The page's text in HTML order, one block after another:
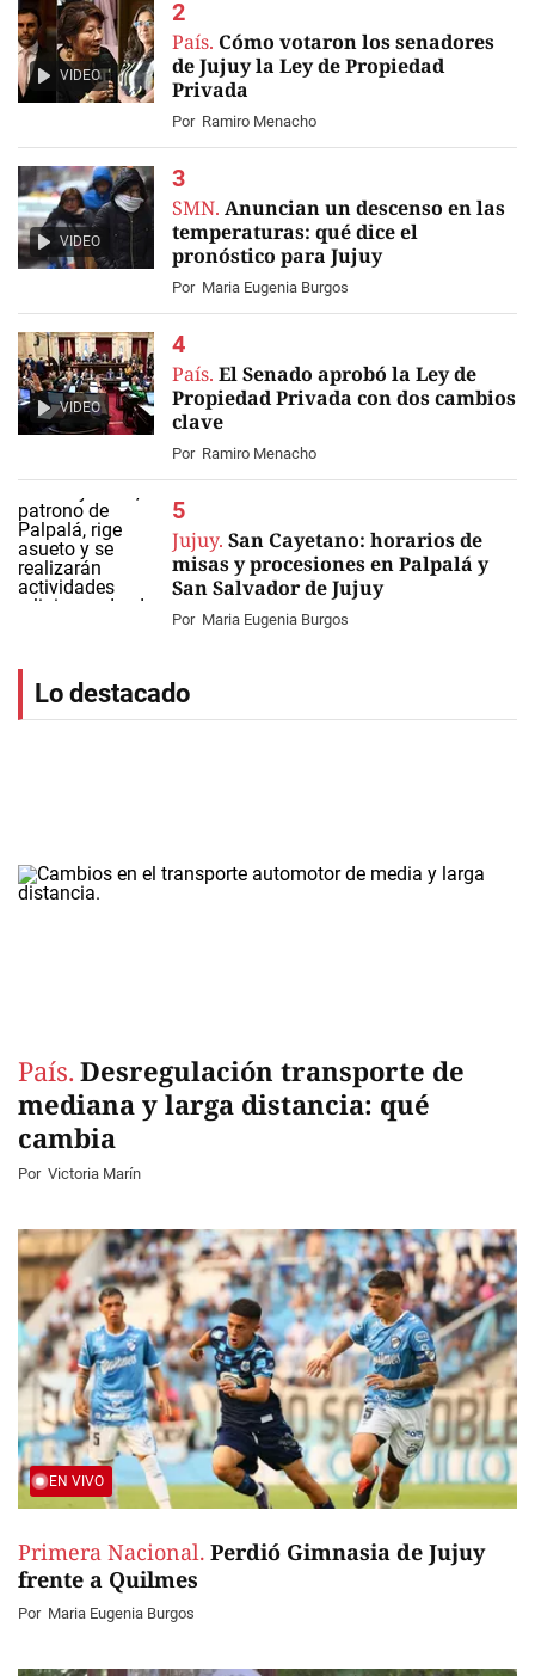
VIDEO
País. Cómo votaron los senadores
de Jujuy la Ley de Propiedad
Privada
Por Ramiro Menacho
VIDEO
SMN. Anuncian un descenso en las
temperaturas: qué dice el
pronóstico para Jujuy
Por Maria Eugenia Burgos
VIDEO
País. El Senado aprobó la Ley de
Propiedad Privada con dos cambios
clave
Por Ramiro Menacho
Jujuy. San Cayetano: horarios de
misas y procesiones en Palpalá y
San Salvador de Jujuy
Por Maria Eugenia Burgos
Lo destacado
País. Desregulación transporte de
mediana y larga distancia: qué
cambia
Por Victoria Marín
EN VIVO
Primera Nacional. Perdió Gimnasia de Jujuy
frente a Quilmes
Por Maria Eugenia Burgos